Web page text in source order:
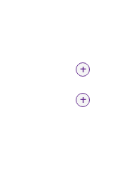
+
+